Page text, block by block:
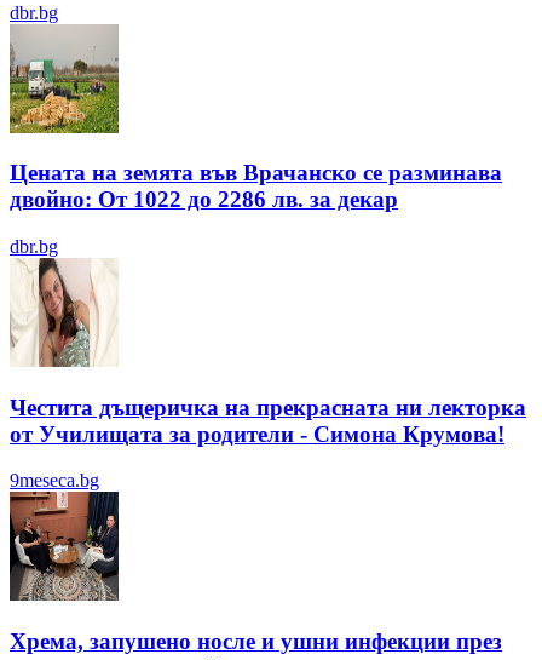
dbr.bg
Цената на земята във Врачанско се разминава
двойно: От 1022 до 2286 лв. за декар
dbr.bg
Честита дъщеричка на прекрасната ни лекторка
от Училищата за родители - Симона Крумова!
9meseca.bg
Хрема, запушено носле и ушни инфекции през